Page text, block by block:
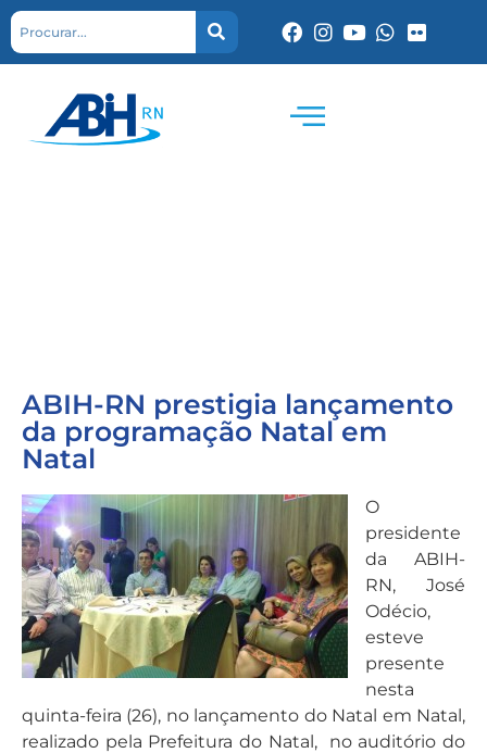
ABIH-RN prestigia lançamento
da programação Natal em
Natal
O
presidente
da ABIH-
RN, José
Odécio,
esteve
presente
nesta
quinta-feira (26), no lançamento do Natal em Natal,
realizado pela Prefeitura do Natal, no auditório do